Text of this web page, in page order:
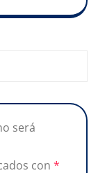
será
con *